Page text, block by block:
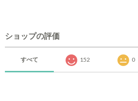
ショップの評価
すべて 152 0